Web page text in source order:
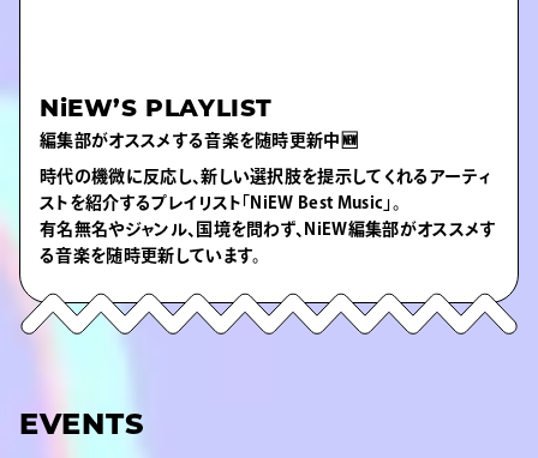
NiEW’S PLAYLIST
編集部がオススメする音楽を随時更新中🆕
時代の機微に反応し、新しい選択肢を提示してくれるアーティ
ストを紹介するプレイリスト「NiEW Best Music」。
有名無名やジャンル、国境を問わず、NiEW編集部がオススメす
る音楽を随時更新しています。
EVENTS